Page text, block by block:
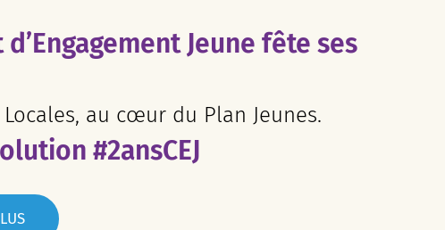
d’Engagement Jeune fête ses
Locales, au cœur du Plan Jeunes.
#2ansCEJ